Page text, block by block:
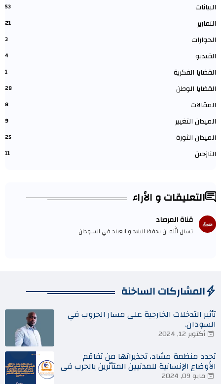
البيانات 53
التقارير 21
الحوارات 3
الفيديو 4
القضايا الفكرية 1
القضايا الوطن 28
المقالات 8
الميدان التغيير 9
الميدان الثورة 25
النازحين 11
التعليقات و الأراء
قناة المرصاد
نسال الله ان يحفظ البلاد و العباد في السودان
المشاركات الساخنة
تأثير التدخلات الخارجية على مسار الحروب في
السودان.
أكتوبر 12, 2024
تجدد منظمة مشاد، تحذيراتها من تفاقم
الأوضاع الإنسانية للمدنيين المتأثرين بالحرب في
السودان
مايو 09, 2024